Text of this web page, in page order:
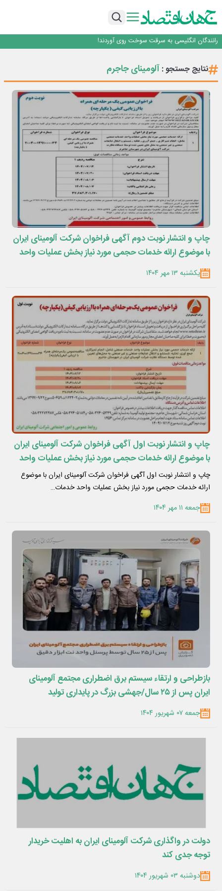
افزایش قیمت بلیت اتوبوس فصلی شد؟
رانندگان انگلیسی به سرقت سوخت روی آوردند!
روزنامه ۱۷ مرداد
افزایش قیمت بلیت اتوبوس فصلی شد؟
نتایج جستجو :آلومینای جاجرم
چاپ و انتشار نوبت دوم آگهی فراخوان شرکت آلومینای ایران
با موضوع ارائه خدمات حجمی مورد نیاز بخش عملیات واحد
خدمات صنعتی روزنامه های
یکشنبه ۱۳ مهر ۱۴۰۴
چاپ و انتشار نوبت اول آگهی فراخوان شرکت آلومینای ایران
با موضوع ارائه خدمات حجمی مورد نیاز بخش عملیات واحد
خدمات صنعتی روزنامه های
چاپ و انتشار نوبت اول آگهی فراخوان شرکت آلومینای ایران با موضوع
ارائه خدمات حجمی مورد نیاز بخش عملیات واحد خدمات…
جمعه ۱۱ مهر ۱۴۰۴
بازطراحی و ارتقاء سیستم برق اضطراری مجتمع آلومینای
ایران پس از ۲۵ سال/جهشی بزرگ در پایداری تولید
جمعه ۰۷ شهریور ۱۴۰۴
دولت در واگذاری شرکت آلومینای ایران به اهلیت خریدار
توجه جدی کند
دوشنبه ۰۳ شهریور ۱۴۰۴